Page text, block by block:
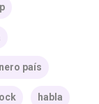
país
habla